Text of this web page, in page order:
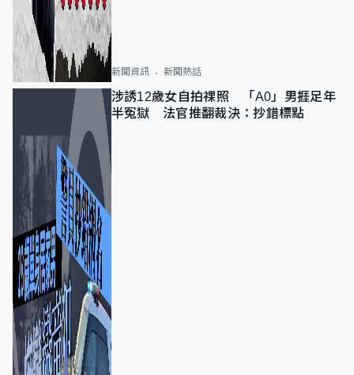
新聞資訊 新聞熱話
涉誘12歲女自拍祼照 「A0」男捱足年
半冤獄 法官推翻裁決：抄錯標點